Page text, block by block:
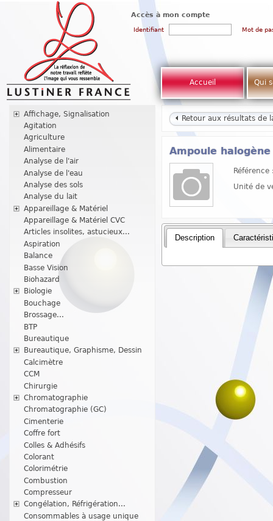
Accès à mon compte
Identifiant Mot de
Accueil Qui
Affichage, Signalisation
Agitation
Agriculture
Alimentaire
Analyse de l'air
Analyse de l'eau
Analyse des sols
Analyse du lait
Appareillage & Matériel
Appareillage & Matériel CVC
Articles insolites, astucieux...
Aspiration
Balance
Basse Vision
Biohazard
Biologie
Bouchage
Brossage...
BTP
Bureautique
Bureautique, Graphisme, Dessin
Calcimètre
CCM
Chirurgie
Chromatographie
Chromatographie (GC)
Cimenterie
Coffre fort
Colles & Adhésifs
Colorant
Colorimétrie
Combustion
Compresseur
Congélation, Réfrigération...
Consommables à usage unique
Retour aux résultats de
Ampoule
Unité de
Description